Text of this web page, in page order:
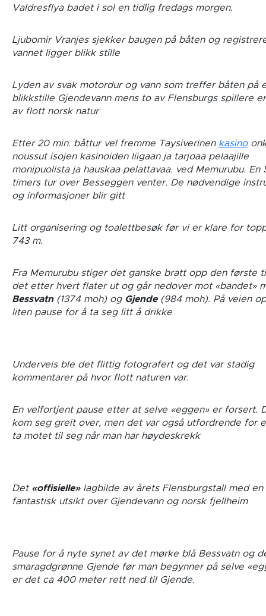
Valdresflya badet i sol en tidlig fredags morgen.
Ljubomir Vranjes sjekker baugen på båten og
vannet ligger blikk stille
Lyden av svak motordur og vann som treffer båten på
blikkstille Gjendevann mens to av Flensburgs spillere
av flott norsk natur
Etter 20 min. båttur vel fremme Taysiverinen kasino
noussut isojen kasinoiden liigaan ja tarjoaa pelaajille
monipuolista ja hauskaa pelattavaa. ved Memurubu. En
timers tur over Besseggen venter. De nødvendige
og informasjoner blir gitt
Litt organisering og toalettbesøk før vi er klare for
743 m.
Fra Memurubu stiger det ganske bratt opp den første
det etter hvert flater ut og går nedover mot «bandet»
Bessvatn(1374 moh) og Gjende(984 moh). På veien
liten pause for å ta seg litt å drikke
Underveis ble det flittig fotografert og det var stadig
kommentarer på hvor flott naturen var.
En velfortjent pause etter at selve «eggen» er forsert.
kom seg greit over, men det var også utfordrende for
ta motet til seg når man har høydeskrekk
Det «offisielle»lagbilde av årets Flensburgstall med en
fantastisk utsikt over Gjendevann og norsk fjellheim
Pause for å nyte synet av det mørke blå Bessvatn og
smaragdgrønne Gjende før man begynner på selve
er det ca 400 meter rett ned til Gjende.